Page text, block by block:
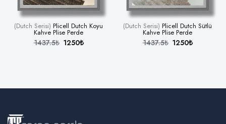
(Dutch Serisi) Plicell Dutch Koyu
Kahve Plise Perde
1437.5₺ 1250₺
(Dutch Serisi) Plicell Dutch Sütlü
Kahve Plise Perde
1437.5₺ 1250₺